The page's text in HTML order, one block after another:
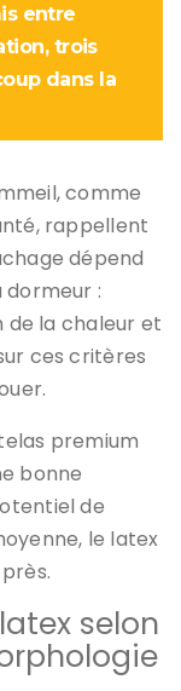
entre
trois
dans la
comme
rappellent
dépend
dormeur :
de la chaleur et
ces critères
premium
bonne
de
le latex
selon